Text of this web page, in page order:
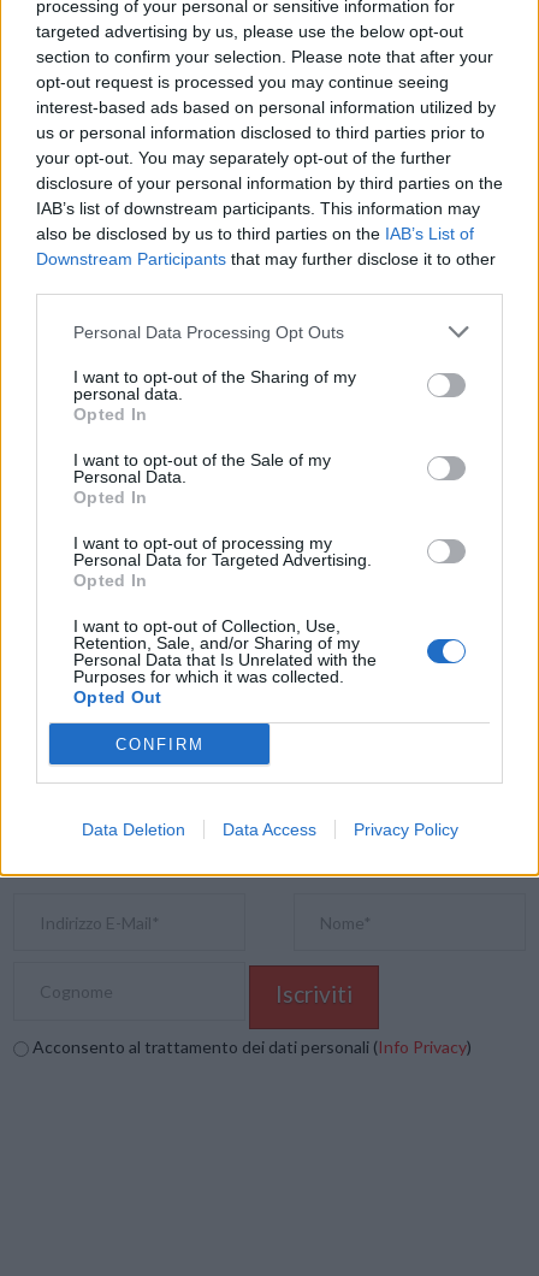
processing of your personal or sensitive information for
targeted advertising by us, please use the below opt-out
section to confirm your selection. Please note that after your
opt-out request is processed you may continue seeing
interest-based ads based on personal information utilized by
us or personal information disclosed to third parties prior to
your opt-out. You may separately opt-out of the further
disclosure of your personal information by third parties on the
IAB’s list of downstream participants. This information may
also be disclosed by us to third parties on the IAB’s List of
Downstream Participants that may further disclose it to other
Personal Data Processing Opt Outs
I want to opt-out of the Sharing of my
personal data.
Opted In
I want to opt-out of the Sale of my
Personal Data.
Opted In
I want to opt-out of processing my
Personal Data for Targeted Advertising.
Opted In
I want to opt-out of Collection, Use,
Retention, Sale, and/or Sharing of my
Personal Data that Is Unrelated with the
Purposes for which it was collected.
Opted Out
CONFIRM
Data Deletion Data Access Privacy Policy
L’obiettivo per il 2023 è di pubblicare sulla piattaforma almeno 150
webinar, trattando 20 tematiche diverse e permettendo agli utenti di
rimanere sempre aggiornati sulle proprie patologie.
Healthy Housenon si ferma solo alla divulgazione di webinar, ma
permetterà a chiunque voglia farlo, di contattare il professionista e
di essere seguito personalmente sul proprio stato di salute.
con 4-5 professionisti complementari e con un tema comune.
completa autonomia le indicazioni e consigli, espressi dai medici.
Il progetto nel 2024 si espanderà all’estero, partendo dalla Spagna,
Inghilterra e successivamente in Francia
E-mail LinkedIn Facebook
Mastodon
Stampa Altro
Inserisci nome ed indirizzo E-Mail:
Acconsento al trattamento dei dati personali (Info Privacy)